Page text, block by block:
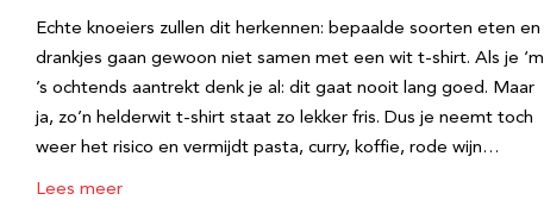
Echte knoeiers zullen dit herkennen: bepaalde soorten eten en
drankjes gaan gewoon niet samen met een wit t-shirt. Als je ‘m
’s ochtends aantrekt denk je al: dit gaat nooit lang goed. Maar
ja, zo’n helderwit t-shirt staat zo lekker fris. Dus je neemt toch
weer het risico en vermijdt pasta, curry, koffie, rode wijn…
Lees meer